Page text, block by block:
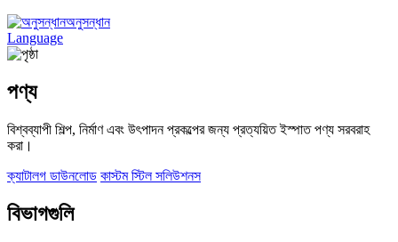
অনুসন্ধান
Language
পণ্য
বিশ্বব্যাপী শিল্প, নির্মাণ এবং উৎপাদন প্রকল্পের জন্য প্রত্যয়িত ইস্পাত পণ্য সরবরাহ
করা।
ক্যাটালগ ডাউনলোড কাস্টম স্টিল সলিউশনস
বিভাগগুলি